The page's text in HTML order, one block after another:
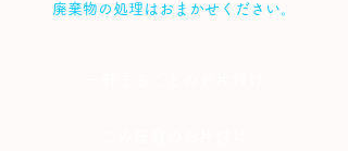
廃棄物の処理はおまかせください。